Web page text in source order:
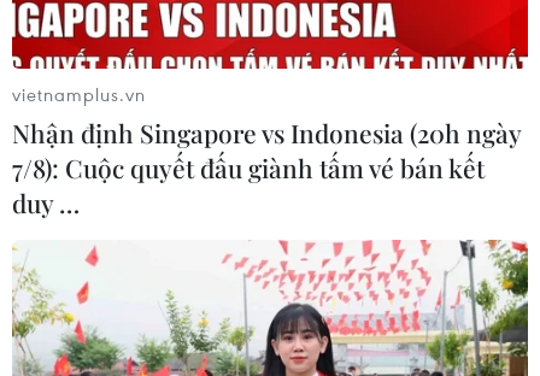
kỷ lục châu Á về tường đá khắc chữ
Vạn
03/05/2026 05:42
Hành trình kỷ lục chinh phục “nóc
nhà thế giới” của chàng trai 27 tuổi
29/04/2026 10:21
Hành khách “đặc biệt” chào đời trên
chuyến bay nội địa Mỹ
vietnamplus.vn
Nhận định Singapore vs Indonesia (20h ngày
7/8): Cuộc quyết đấu giành tấm vé bán kết
duy …